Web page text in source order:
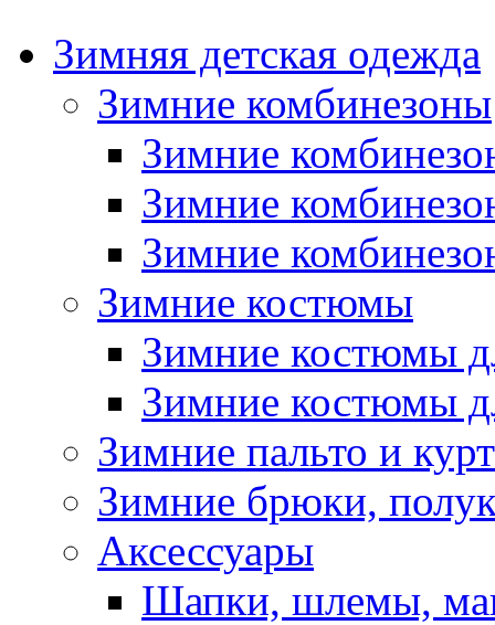
Зимняя детская одежда
Зимние комбинезоны
Зимние
Зимние
Зимние
Зимние костюмы
Зимние костюмы
Зимние костюмы
Зимние пальто и
Зимние брюки,
Аксессуары
Шапки, шлемы,